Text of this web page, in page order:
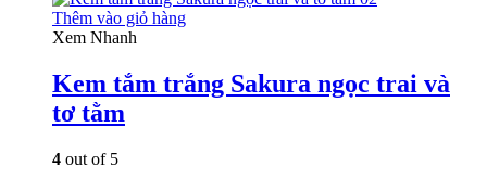
Thêm vào giỏ hàng
Xem Nhanh
Kem tắm trắng Sakura ngọc trai và
tơ tằm
4 out of 5